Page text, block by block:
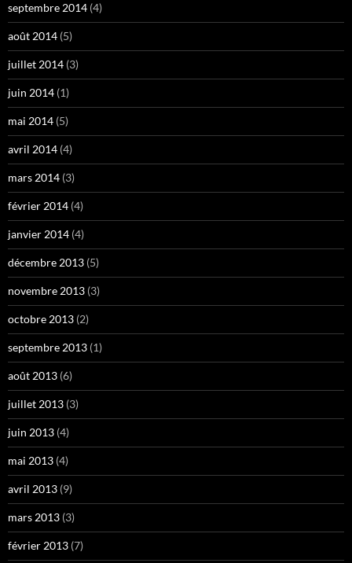
septembre 2014 (4)
août 2014 (5)
juillet 2014 (3)
juin 2014 (1)
mai 2014 (5)
avril 2014 (4)
mars 2014 (3)
février 2014 (4)
janvier 2014 (4)
décembre 2013 (5)
novembre 2013 (3)
octobre 2013 (2)
septembre 2013 (1)
août 2013 (6)
juillet 2013 (3)
juin 2013 (4)
mai 2013 (4)
avril 2013 (9)
mars 2013 (3)
février 2013 (7)